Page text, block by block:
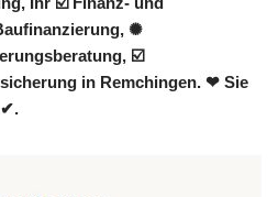
✺
☑️
in Remchingen. ❤ Sie
✔.